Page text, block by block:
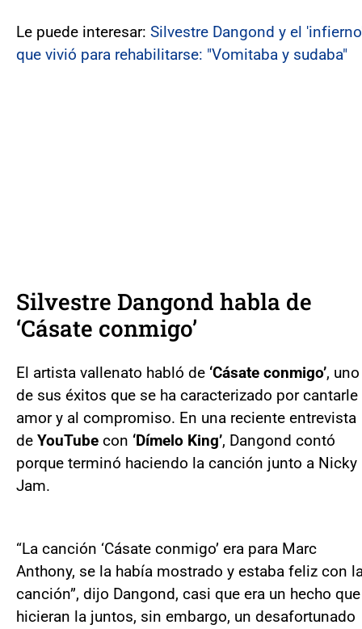
Le puede interesar: Silvestre Dangond y el
que vivió para rehabilitarse: "Vomitaba y sudaba"
Silvestre Dangond habla de
‘Cásate conmigo’
El artista vallenato habló de ‘Cásate conmigo’, uno
de sus éxitos que se ha caracterizado por cantarle
amor y al compromiso. En una reciente entrevista
de YouTube con ‘Dímelo King’, Dangond contó
porque terminó haciendo la canción junto a Nicky
Jam.
“La canción ‘Cásate conmigo’ era para Marc
Anthony, se la había mostrado y estaba feliz con
canción”, dijo Dangond, casi que era un hecho que
hicieran la juntos, sin embargo, un desafortunado